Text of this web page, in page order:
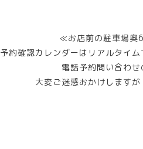
≪お店前の駐車場
予約確認カレンダーはリアルタイ
電話予約問い合わ
大変ご迷惑おかけします